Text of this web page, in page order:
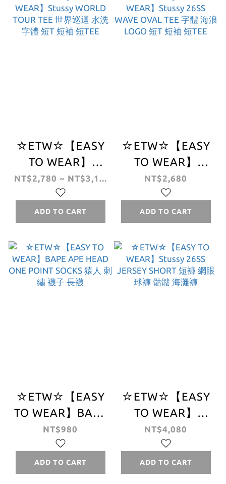
☆ETW☆【EASY
TO WEAR】
Stussy WORLD
TOUR TEE 世界巡
迴 水洗 字體 短T
短袖 短TEE
NT$2,780 ~ NT$3,1...
ADD TO CART
☆ETW☆【EASY
TO WEAR】
Stussy 26SS
WAVE OVAL TEE
字體 海浪 LOGO
短T 短袖 短TEE
NT$2,680
ADD TO CART
☆ETW☆【EASY
TO WEAR】BAPE
APE HEAD ONE
POINT SOCKS 猿
人 刺繡 襪子 長襪
NT$980
ADD TO CART
☆ETW☆【EASY
TO WEAR】
Stussy 26SS
JERSEY SHORT
短褲 網眼 球褲 骷
髏 海灘褲
NT$4,080
ADD TO CART